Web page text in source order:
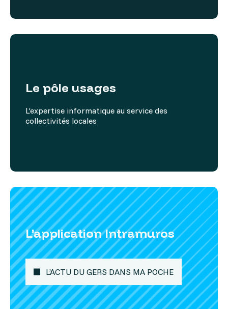
Le pôle usages
L’expertise informatique au service des
collectivités locales
L’application Intramuros
L’ACTU DU GERS DANS MA POCHE